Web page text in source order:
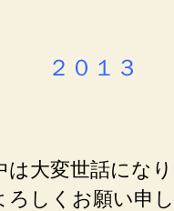
２０１３
は大変世話にな
ろしくお願い申